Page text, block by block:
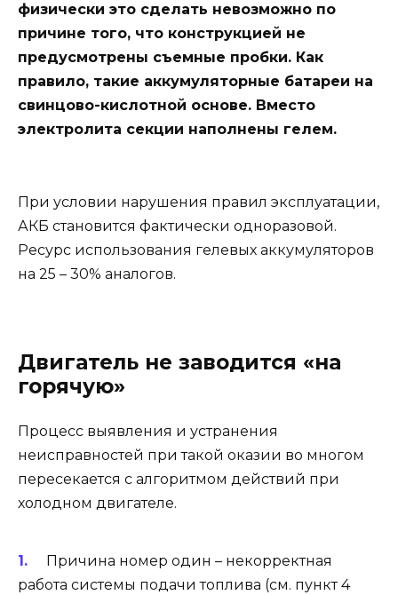
физически это сделать невозможно по
причине того, что конструкцией не
предусмотрены съемные пробки. Как
правило, такие аккумуляторные батареи на
свинцово-кислотной основе. Вместо
электролита секции наполнены гелем.
При условии нарушения правил эксплуатации,
АКБ становится фактически одноразовой.
Ресурс использования гелевых аккумуляторов
на 25 – 30% аналогов.
Двигатель не заводится «на
горячую»
Процесс выявления и устранения
неисправностей при такой оказии во многом
пересекается с алгоритмом действий при
холодном двигателе.
Причина номер один – некорректная
работа системы подачи топлива (см. пункт 4